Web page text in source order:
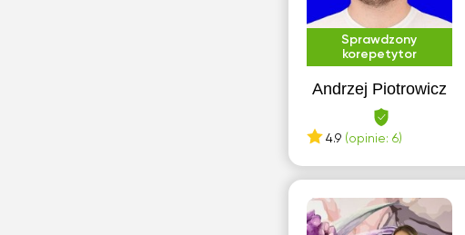
Sprawdzony
korepetytor
Andrzej Piotrowicz
4.9 (opinie: 6)